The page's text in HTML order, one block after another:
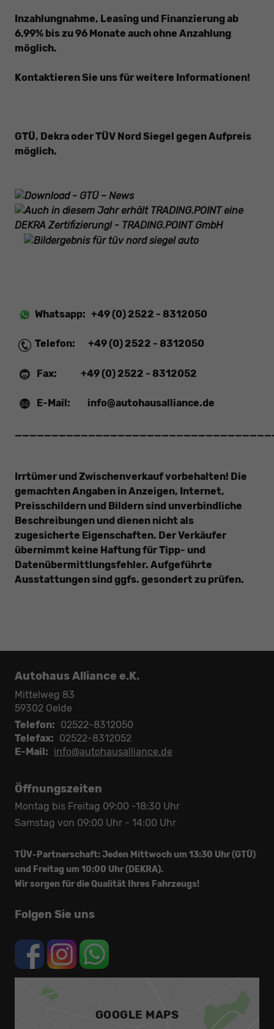
Inzahlungnahme, Leasing und Finanzierung ab
6,99% bis zu 96 Monate auch ohne Anzahlung
möglich.
Kontaktieren Sie uns für weitere Informationen!
GTÜ, Dekra oder TÜV Nord Siegel gegenAufpreis
möglich.
Whatsapp: +49 (0) 2522 - 8312050
Telefon: +49 (0) 2522 - 8312050
Fax: +49 (0) 2522 - 8312052
E-Mail: info@autohausalliance.de
Irrtümer und Zwischenverkauf vorbehalten! Die
gemachten Angaben in Anzeigen, Internet,
Preisschildern und Bildern sind unverbindliche
Beschreibungen und dienen nicht als
zugesicherte Eigenschaften. Der Verkäufer
übernimmt keine Haftung für Tipp- und
Datenübermittlungsfehler. Aufgeführte
Ausstattungen sind ggfs. gesondert zu prüfen.
Autohaus Alliance e.K.
Mittelweg 83
59302 Oelde
Telefon: 02522-8312050
Telefax: 02522-8312052
E-Mail: info@autohausalliance.de
Öffnungszeiten
Montag bis Freitag 09:00 -18:30 Uhr
Samstag von 09:00 Uhr - 14:00 Uhr
TÜV-Partnerschaft: Jeden Mittwoch um 13:30 Uhr (GTÜ)
und Freitag um 10:00 Uhr (DEKRA).
Wir sorgen für die Qualität Ihres Fahrzeugs!
Folgen Sie uns
GOOGLE MAPS